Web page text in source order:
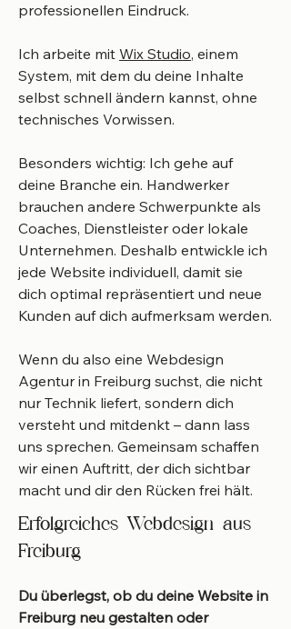
professionellen Eindruck.
Ich arbeite mit Wix Studio, einem
System, mit dem du deine Inhalte
selbst schnell ändern kannst, ohne
technisches Vorwissen.
Besonders wichtig: Ich gehe auf
deine Branche ein. Handwerker
brauchen andere Schwerpunkte als
Coaches, Dienstleister oder lokale
Unternehmen. Deshalb entwickle ich
jede Website individuell, damit sie
dich optimal repräsentiert und neue
Kunden auf dich aufmerksam werden.
Wenn du also eine Webdesign
Agentur in Freiburg suchst, die nicht
nur Technik liefert, sondern dich
versteht und mitdenkt – dann lass
uns sprechen. Gemeinsam schaffen
wir einen Auftritt, der dich sichtbar
macht und dir den Rücken frei hält.
Erfolgreiches Webdesign aus
Freiburg
Du überlegst, ob du deine Website in
Freiburg neu gestalten oder